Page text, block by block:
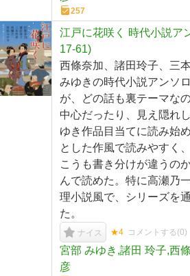
257
江戸に花咲く 時代小説ア
17-61)
西條奈加、諸田玲子、三
みゆきの時代小説アンソ
が、どの話も裏テーマな
中心だったり、見え隠れ
ゆき作品目当てに読み始
とした作風で読みやすく
こうも書き分けが違うの
んで読めた。特に高瀬乃
理小説風で、シリーズを
た。
ナイス ★4 コメントする(0)
宮部 みゆき,諸田 玲子,西
彦